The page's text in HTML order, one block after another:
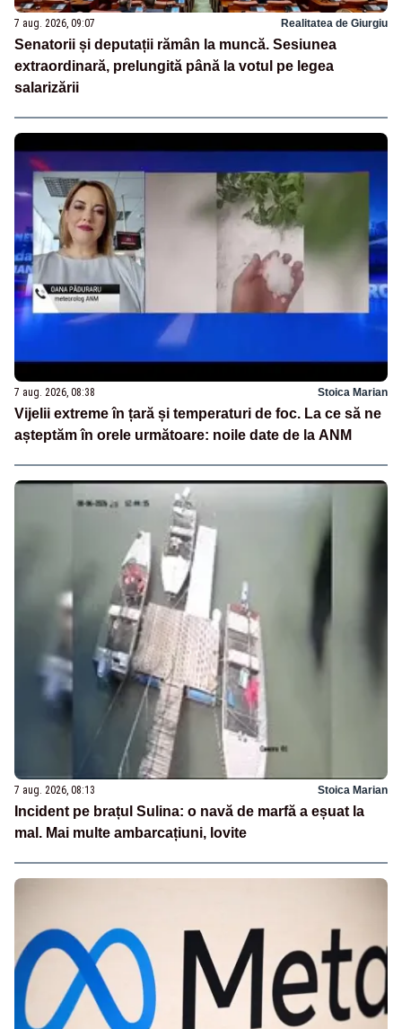
7 aug. 2026, 09:07 Realitatea de Giurgiu
Senatorii și deputații rămân la muncă. Sesiunea
extraordinară, prelungită până la votul pe legea
salarizării
7 aug. 2026, 08:38 Stoica Marian
Vijelii extreme în țară și temperaturi de foc. La ce să ne
așteptăm în orele următoare: noile date de la ANM
7 aug. 2026, 08:13 Stoica Marian
Incident pe brațul Sulina: o navă de marfă a eșuat la
mal. Mai multe ambarcațiuni, lovite